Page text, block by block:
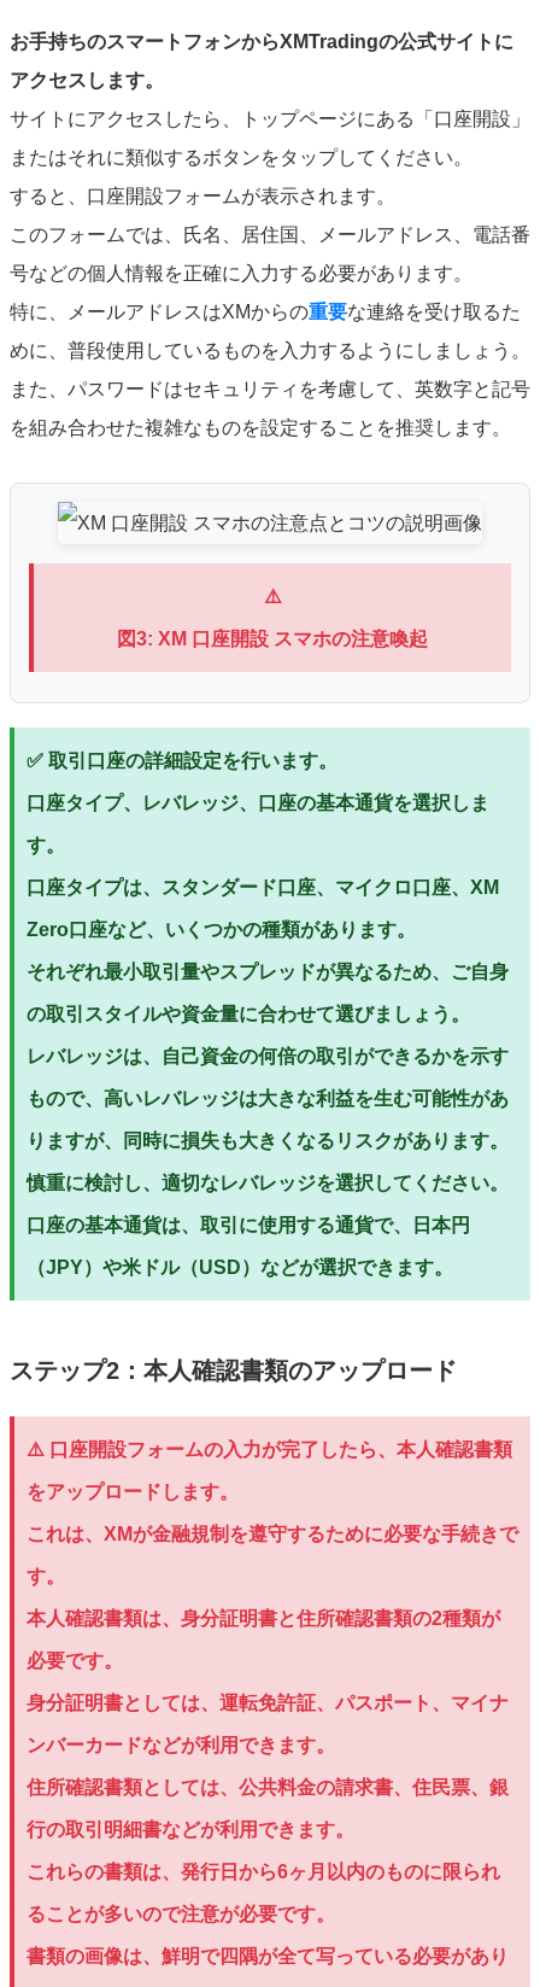
お手持ちのスマートフォンからXMTradingの公式サイトに
アクセスします。
サイトにアクセスしたら、トップページにある「口座開設」
またはそれに類似するボタンをタップしてください。
すると、口座開設フォームが表示されます。
このフォームでは、氏名、居住国、メールアドレス、電話番
号などの個人情報を正確に入力する必要があります。
特に、メールアドレスはXMからの重要な連絡を受け取るた
めに、普段使用しているものを入力するようにしましょう。
また、パスワードはセキュリティを考慮して、英数字と記号
を組み合わせた複雑なものを設定することを推奨します。
⚠️
図3: XM 口座開設 スマホの注意喚起
✅ 取引口座の詳細設定を行います。
口座タイプ、レバレッジ、口座の基本通貨を選択しま
す。
口座タイプは、スタンダード口座、マイクロ口座、XM
Zero口座など、いくつかの種類があります。
それぞれ最小取引量やスプレッドが異なるため、ご自身
の取引スタイルや資金量に合わせて選びましょう。
レバレッジは、自己資金の何倍の取引ができるかを示す
もので、高いレバレッジは大きな利益を生む可能性があ
りますが、同時に損失も大きくなるリスクがあります。
慎重に検討し、適切なレバレッジを選択してください。
口座の基本通貨は、取引に使用する通貨で、日本円
（JPY）や米ドル（USD）などが選択できます。
ステップ2：本人確認書類のアップロード
⚠️ 口座開設フォームの入力が完了したら、本人確認書類
をアップロードします。
これは、XMが金融規制を遵守するために必要な手続きで
す。
本人確認書類は、身分証明書と住所確認書類の2種類が
必要です。
身分証明書としては、運転免許証、パスポート、マイナ
ンバーカードなどが利用できます。
住所確認書類としては、公共料金の請求書、住民票、銀
行の取引明細書などが利用できます。
これらの書類は、発行日から6ヶ月以内のものに限られ
ることが多いので注意が必要です。
書類の画像は、鮮明で四隅が全て写っている必要があり